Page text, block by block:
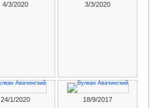
4/3/2020 3/3/2020
24/1/2020 18/9/2017